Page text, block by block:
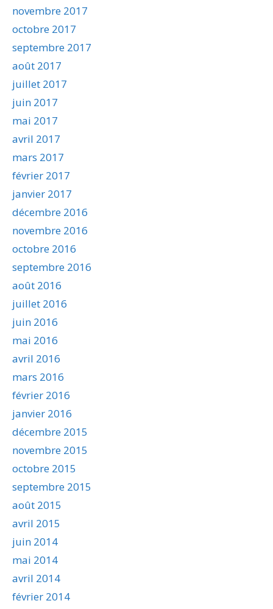
novembre 2017
octobre 2017
septembre 2017
août 2017
juillet 2017
juin 2017
mai 2017
avril 2017
mars 2017
février 2017
janvier 2017
décembre 2016
novembre 2016
octobre 2016
septembre 2016
août 2016
juillet 2016
juin 2016
mai 2016
avril 2016
mars 2016
février 2016
janvier 2016
décembre 2015
novembre 2015
octobre 2015
septembre 2015
août 2015
avril 2015
juin 2014
mai 2014
avril 2014
février 2014